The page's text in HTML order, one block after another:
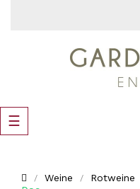
Umschalten
der
☰
Weine Rotweine